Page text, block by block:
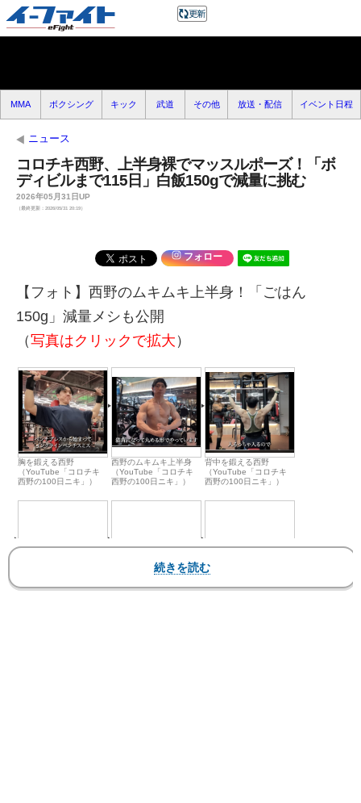
MMA ボクシング キック 武道 その他 放送・配信 イベント日程
ニュース
コロチキ西野、上半身裸でマッスルポーズ！「ボ
ディビルまで115日」白飯150gで減量に挑む
2026年05月31日UP
（最終更新：2026/05/31 20:19）
フォロー
【フォト】西野のムキムキ上半身！「ごはん
150g」減量メシも公開
（写真はクリックで拡大 ）
胸を鍛える西野
（YouTube「コロチキ
西野の100日ニキ」）
西野のムキムキ上半身
（YouTube「コロチキ
西野の100日ニキ」）
背中を鍛える西野
（YouTube「コロチキ
西野の100日ニキ」）